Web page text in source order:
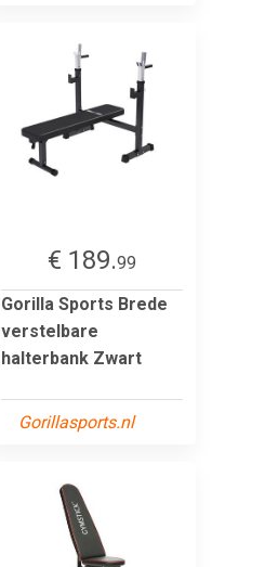
€ 189.99
Gorilla Sports Brede
verstelbare
halterbank Zwart
Gorillasports.nl